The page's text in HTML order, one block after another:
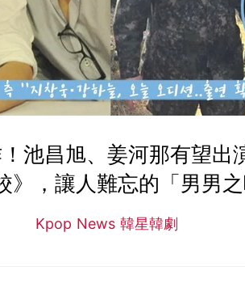
池昌旭、姜河那有望出
》，讓人難忘的「男男
Kpop News 韓星韓劇